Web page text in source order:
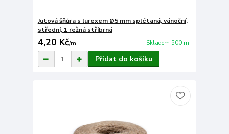
Jutová šňůra s lurexem Ø5 mm splétaná, vánoční,
střední, 1 režná stříbrná
4,20 Kč/m Skladem 500 m
Přidat do košíku